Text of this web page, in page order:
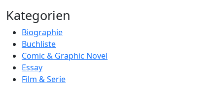
Kategorien
Biographie
Buchliste
Comic & Graphic Novel
Essay
Film & Serie